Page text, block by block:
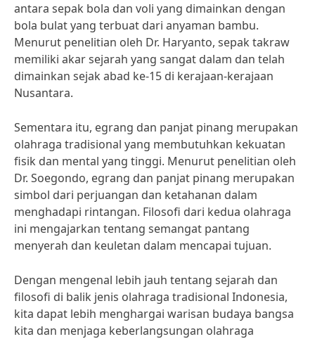
antara sepak bola dan voli yang dimainkan dengan
bola bulat yang terbuat dari anyaman bambu.
Menurut penelitian oleh Dr. Haryanto, sepak takraw
memiliki akar sejarah yang sangat dalam dan telah
dimainkan sejak abad ke-15 di kerajaan-kerajaan
Nusantara.
Sementara itu, egrang dan panjat pinang merupakan
olahraga tradisional yang membutuhkan kekuatan
fisik dan mental yang tinggi. Menurut penelitian oleh
Dr. Soegondo, egrang dan panjat pinang merupakan
simbol dari perjuangan dan ketahanan dalam
menghadapi rintangan. Filosofi dari kedua olahraga
ini mengajarkan tentang semangat pantang
menyerah dan keuletan dalam mencapai tujuan.
Dengan mengenal lebih jauh tentang sejarah dan
filosofi di balik jenis olahraga tradisional Indonesia,
kita dapat lebih menghargai warisan budaya bangsa
kita dan menjaga keberlangsungan olahraga